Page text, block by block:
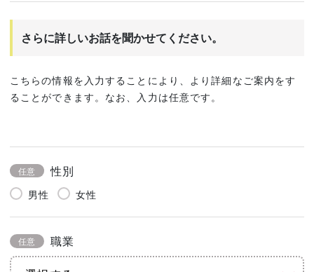
さらに詳しいお話を聞かせてください。
こちらの情報を入力することにより、より詳細なご案内をす
ることができます。なお、入力は任意です。
任意 性別
男性 女性
任意 職業